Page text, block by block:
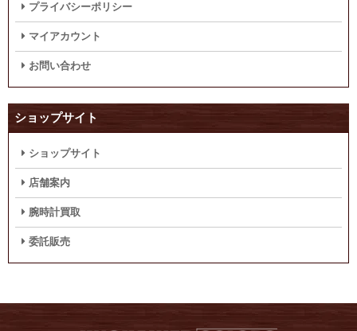
プライバシーポリシー
マイアカウント
お問い合わせ
ショップサイト
ショップサイト
店舗案内
腕時計買取
委託販売